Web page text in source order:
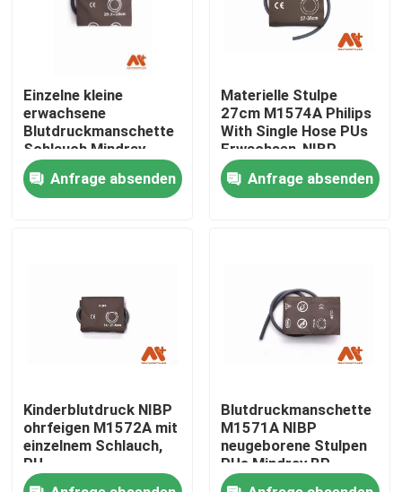
Produkte
Über uns
Fabrik Tour
Qualitätskontrolle
Nachrichten
Geduldiges Kabel ECG
Patientenmonitorkabel
wiederverwendbarer spo2-sensor
Einzelne kleine
erwachsene
Blutdruckmanschette
Schlauch Mindray
NIBP Stulpen-M1573A
Anfrage absenden
Materielle Stulpe
27cm M1574A Philips
With Single Hose PUs
Erwachsen-NIBP
Anfrage absenden
Kinderblutdruck NIBP
ohrfeigen M1572A mit
einzelnem Schlauch,
PU
Blutdruckmanschette
M1571A NIBP
neugeborene Stulpen
PUs Mindray BP